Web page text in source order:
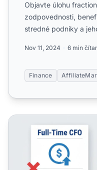
Objavte úlohu
zodpovednosti,
stredné podniky a
Nov 11, 2024 6 min
Finance
Prečo by mala firma